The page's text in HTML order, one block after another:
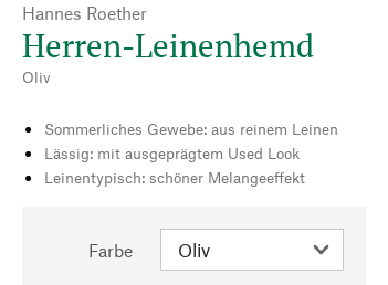
Hannes Roether
Herren-Leinenhemd
Oliv
Sommerliches Gewebe: aus reinem Leinen
Lässig: mit ausgeprägtem Used Look
Leinentypisch: schöner Melangeeffekt
Farbe